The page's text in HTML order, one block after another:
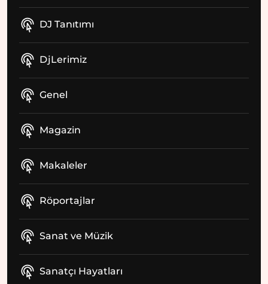
DJ Tanıtımı
DjLerimiz
Genel
Magazin
Makaleler
Röportajlar
Sanat ve Müzik
Sanatçı Hayatları